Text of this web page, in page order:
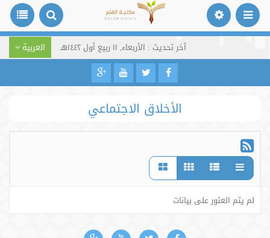
آخر تحديث : الأربعاء, ١١ ربيع أول ١٤٤٢هـ العربية
الأخلاق الاجتماعي
لم يتم العثور على بيانات